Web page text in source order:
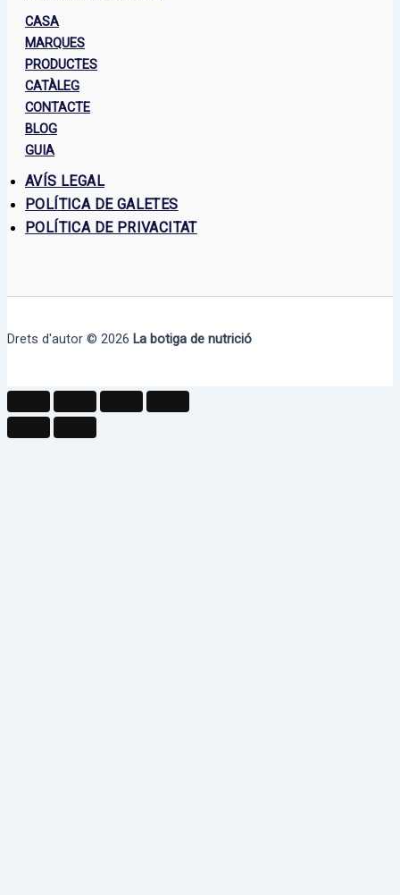
CASA
MARQUES
PRODUCTES
CATÀLEG
CONTACTE
BLOG
GUIA
AVÍS LEGAL
POLÍTICA DE GALETES
POLÍTICA DE PRIVACITAT
Drets d'autor © 2026 La botiga de nutrició